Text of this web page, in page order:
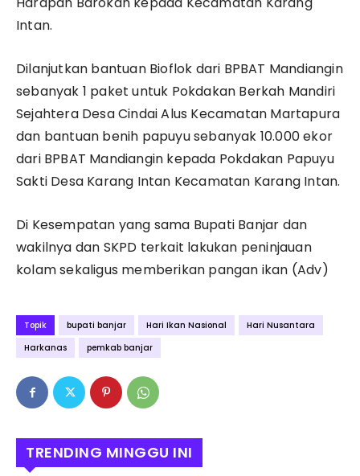
Intan.
Dilanjutkan bantuan Bioflok dari BPBAT Mandiangin
sebanyak 1 paket untuk Pokdakan Berkah Mandiri
Sejahtera Desa Cindai Alus Kecamatan Martapura
dan bantuan benih papuyu sebanyak 10.000 ekor
dari BPBAT Mandiangin kepada Pokdakan Papuyu
Sakti Desa Karang Intan Kecamatan Karang Intan.
Di Kesempatan yang sama Bupati Banjar dan
wakilnya dan SKPD terkait lakukan peninjauan
kolam sekaligus memberikan pangan ikan (Adv)
Topik bupati banjar Hari Ikan Nasional
Hari Nusantara
Harkanas
pemkab banjar
TRENDING MINGGU INI